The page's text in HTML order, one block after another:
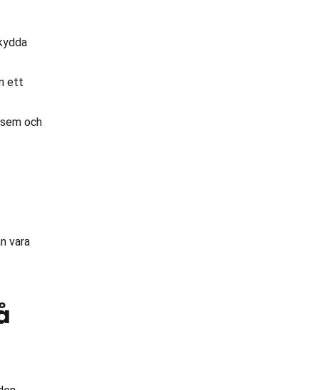
ett
och
vara